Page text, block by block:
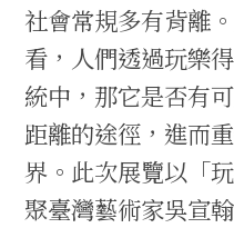
社會常規多有背離
看，人們透過玩樂
統中，那它是否有
距離的途徑，進而
界。此次展覽以「
聚臺灣藝術家吳宣